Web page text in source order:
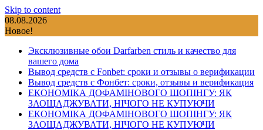
Skip to content
08.08.2026
Новое!
Эксклюзивные обои Darfarben стиль и качество для
вашего дома
Вывод средств с Fonbet: сроки и отзывы о верификации
Вывод средств с Фонбет: сроки, отзывы и верификация
ЕКОНОМІКА ДОФАМІНОВОГО ШОПІНГУ: ЯК
ЗАОЩАДЖУВАТИ, НІЧОГО НЕ КУПУЮЧИ
ЕКОНОМІКА ДОФАМІНОВОГО ШОПІНГУ: ЯК
ЗАОЩАДЖУВАТИ, НІЧОГО НЕ КУПУЮЧИ